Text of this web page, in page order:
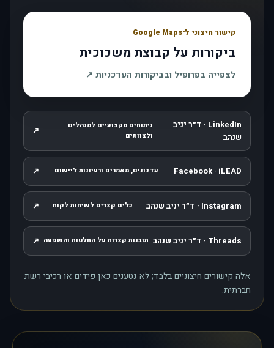
קישור חיצוני ל־Google Maps
ביקורות על קבוצת משכוכית
לצפייה בפרופיל ובביקורות העדכניות ↗
LinkedIn · ד״ר יניב
שנהב
ניתוחים מקצועיים למנהלים
ולצוותים
↗ , נפתח בחלון חדש
Facebook · iLEAD עדכונים, מאמרים ורעיונות ליישום ↗ , נפתח בחלון חדש
Instagram · ד״ר יניב שנהב כלים קצרים לשיחות לקוח ↗ , נפתח בחלון חדש
Threads · ד״ר יניב שנהב תובנות קצרות על החלטות והשפעה ↗ , נפתח בחלון חדש
אלה קישורים חיצוניים בלבד; לא נטענים כאן פידים או רכיבי רשת
חברתית.